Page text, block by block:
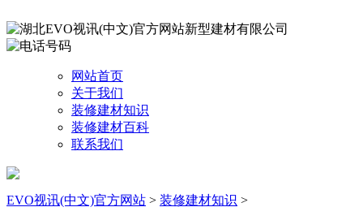
网站首页
关于我们
装修建材知识
装修建材百科
联系我们
EVO视讯(中文)官方网站 > 装修建材知识 >